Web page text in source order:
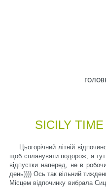
SICILY TIME
Цьогорічний літній
щоб спланувати подорож, а
відпустки наперед, не в
день)))) Ось так вільний
Місцем відпочинку вибрала